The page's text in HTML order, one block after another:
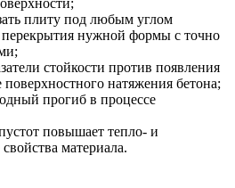
плиту под любым углом
перекрытия нужной формы с точно
стойкости против появления
поверхностного натяжения бетона;
прогиб в процессе
повышает тепло- и
материала.